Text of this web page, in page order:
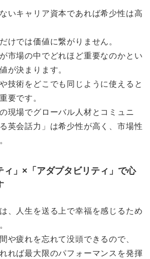
いキャリア資本であれば希少性は高
けでは価値に繋がりません。
市場の中でどれほど重要なのかとい
が決まります。
技術をどこでも同じように使えると
要です。
現場でグローバル人材とコミュニ
英会話力」は希少性が高く、市場性
。
ィ」×「アダプタビリティ」で心
、人生を送る上で幸福を感じるため
や疲れを忘れて没頭できるので、
れば最大限のパフォーマンスを発揮